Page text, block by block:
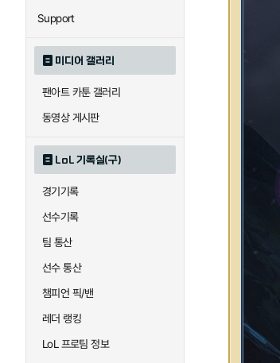
Support
미디어 갤러리
팬아트 카툰 갤러리
동영상 게시판
LoL 기록실(구)
경기기록
선수기록
팀 통산
선수 통산
챔피언 픽/밴
레더 랭킹
LoL 프로팀 정보